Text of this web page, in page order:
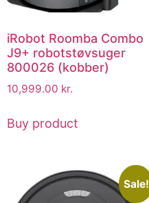
iRobot Roomba Combo
J9+ robotstøvsuger
800026 (kobber)
10,999.00 kr.
Buy product
Sale!